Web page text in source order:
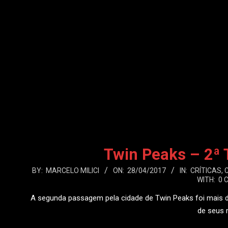
Twin Peaks – 2ª
2017-
28
BY: MARCELO MILICI ON: 28/04/2017 IN: CRÍTICAS,
WITH: 0
A segunda passagem pela cidade de Twin Peaks foi
de seus